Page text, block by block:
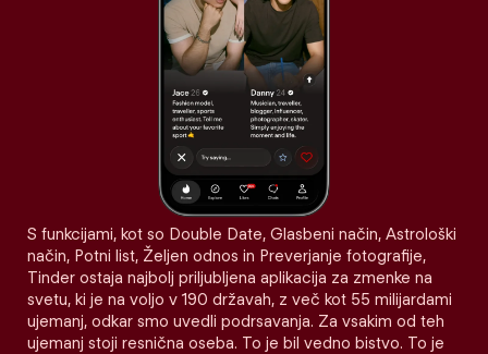
S funkcijami, kot so Double Date, Glasbeni način, Astrološki
način, Potni list, Željen odnos in Preverjanje fotografije,
Tinder ostaja najbolj priljubljena aplikacija za zmenke na
svetu, ki je na voljo v 190 državah, z več kot 55 milijardami
ujemanj, odkar smo uvedli podrsavanja. Za vsakim od teh
ujemanj stoji resnična oseba. To je bil vedno bistvo. To je